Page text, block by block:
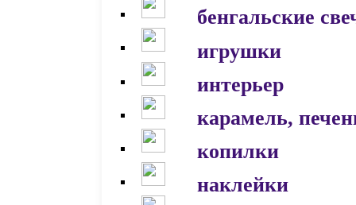
бенгальские
игрушки
интерьер
карамель,
копилки
наклейки